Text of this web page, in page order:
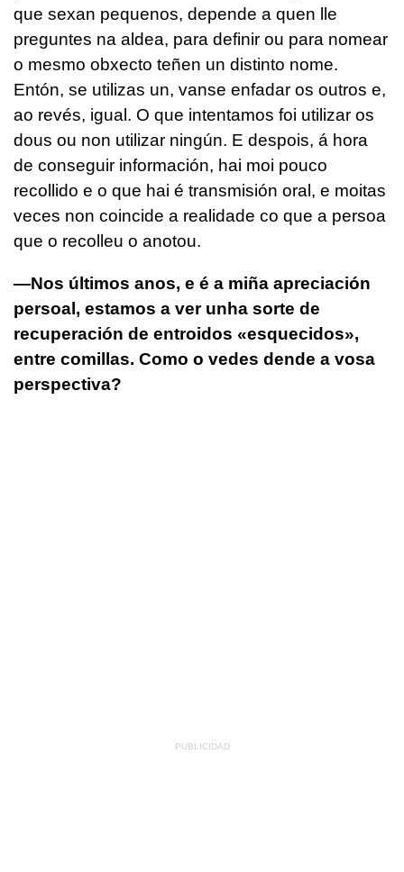
que sexan pequenos, depende a quen lle
preguntes na aldea, para definir ou para nomear
o mesmo obxecto teñen un distinto nome.
Entón, se utilizas un, vanse enfadar os outros e,
ao revés, igual. O que intentamos foi utilizar os
dous ou non utilizar ningún. E despois, á hora
de conseguir información, hai moi pouco
recollido e o que hai é transmisión oral, e moitas
veces non coincide a realidade co que a persoa
que o recolleu o anotou.
—Nos últimos anos, e é a miña apreciación
persoal, estamos a ver unha sorte de
recuperación de entroidos «esquecidos»,
entre comillas. Como o vedes dende a vosa
perspectiva?